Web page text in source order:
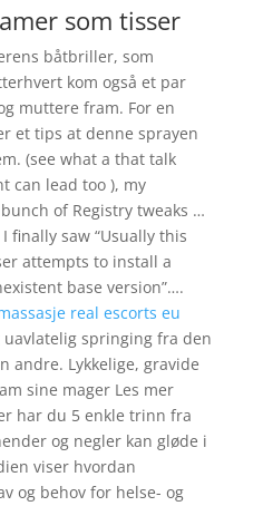
som tisser
båtbriller, som
kom også et par
muttere fram. For en
et tips at denne sprayen
(see what a that talk
can lead too ), my
of Registry tweaks …
finally saw “Usually this
attempts to install a
base version”….
real escorts eu
springing fra den
andre. Lykkelige, gravide
sine mager Les mer
har du 5 enkle trinn fra
og negler kan gløde i
viser hvordan
og behov for helse- og